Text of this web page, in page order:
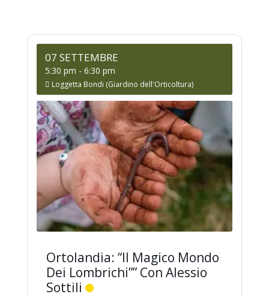
07 SETTEMBRE
5:30 pm - 6:30 pm
Loggetta Bondi (Giardino dell'Orticoltura)
Ortolandia: “Il Magico Mondo
Dei Lombrichi”” Con Alessio
Sottili